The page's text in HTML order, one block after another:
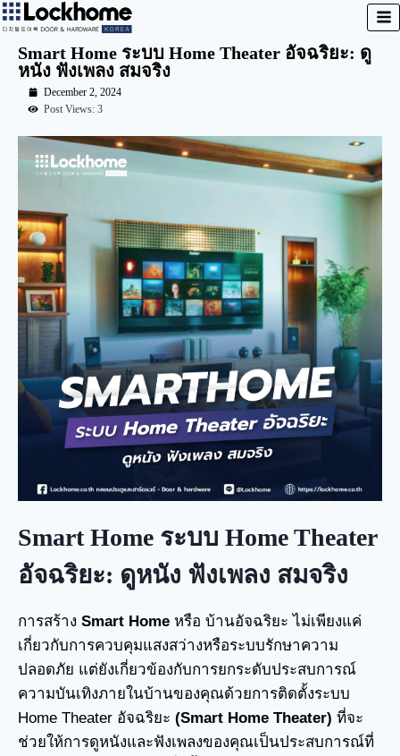
Smart Home ระบบ Home Theater อัจฉริยะ: ดู
หนัง ฟังเพลง สมจริง
December 2, 2024
Post Views: 3
Smart Home ระบบ Home Theater
อัจฉริยะ: ดูหนัง ฟังเพลง สมจริง
การสร้าง Smart Home หรือ บ้านอัจฉริยะ ไม่เพียงแค่
เกี่ยวกับการควบคุมแสงสว่างหรือระบบรักษาความ
ปลอดภัย แต่ยังเกี่ยวข้องกับการยกระดับประสบการณ์
ความบันเทิงภายในบ้านของคุณด้วยการติดตั้งระบบ
Home Theater อัจฉริยะ (Smart Home Theater) ที่จะ
ช่วยให้การดูหนังและฟังเพลงของคุณเป็นประสบการณ์ที่